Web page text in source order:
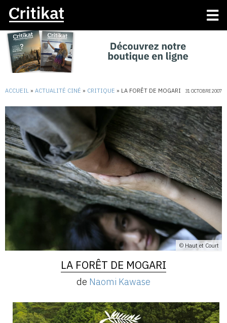
ACCUEIL » ACTUALITÉ CINÉ » CRITIQUE » LA FORÊT DE MOGARI 31 OCTOBRE 2007
© Haut et Court
LA FORÊT DE MOGARI
de Naomi Kawase